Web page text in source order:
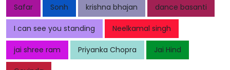
Safar Sonh krishna bhajan dance basanti
I can see you standing Neelkamal singh
jai shree ram Priyanka Chopra Jai Hind